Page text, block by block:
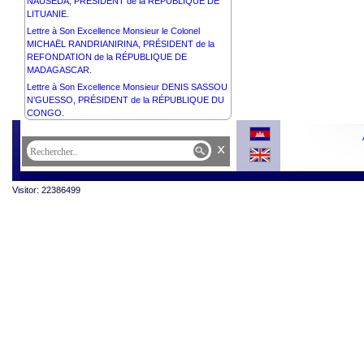
LITUANIE.
Lettre à Son Excellence Monsieur le Colonel
MICHAËL RANDRIANIRINA, PRÉSIDENT de la
REFONDATION de la RÉPUBLIQUE DE
MADAGASCAR.
Lettre à Son Excellence Monsieur DENIS SASSOU
N’GUESSO, PRÉSIDENT de la RÉPUBLIQUE DU
CONGO.
x
Visitor: 22386499